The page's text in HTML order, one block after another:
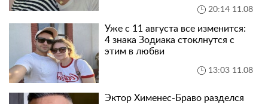
20:14 11.08
Уже с 11 августа все изменится:
4 знака Зодиака стоклнутся с
этим в любви
13:03 11.08
Эктор Хименес-Браво разделся